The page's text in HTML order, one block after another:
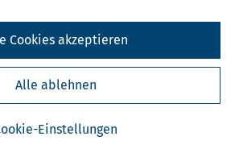
Einstellungen
Alle ablehnen
Cookies akzeptieren
mehr